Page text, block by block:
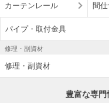
カーテンレール 間
パイプ・取付金具
修理・副資材
修理・副資材
豊富な専門